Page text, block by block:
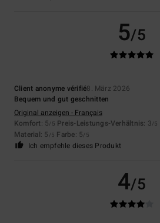
5/5
Client anonyme vérifié8. März 2026
Bequem und gut geschnitten
Original anzeigen - Français
Komfort: 5/5 Preis-Leistungs-Verhältnis: 3/5
Material: 5 /5 Farbe: 5/5
Ich empfehle dieses Produkt
4/5